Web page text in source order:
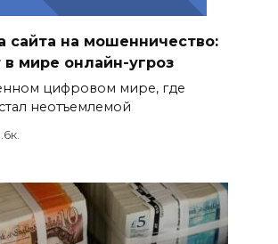
сайта на мошенничество:
мире онлайн-угроз
цифровом мире, где
неотъемлемой